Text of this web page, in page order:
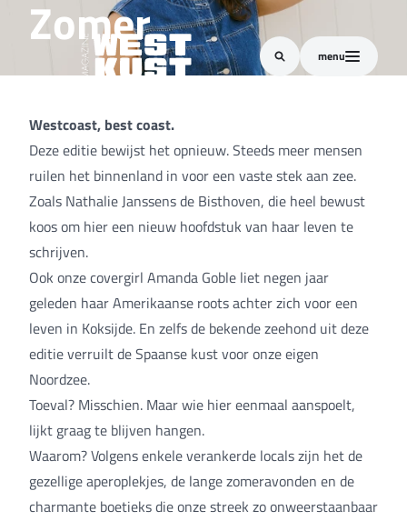
menu
Zomer
Westcoast, best coast.
Deze editie bewijst het opnieuw. Steeds meer mensen
ruilen het binnenland in voor een vaste stek aan zee.
Zoals Nathalie Janssens de Bisthoven, die heel bewust
koos om hier een nieuw hoofdstuk van haar leven te
schrijven.
Ook onze covergirl Amanda Goble liet negen jaar
geleden haar Amerikaanse roots achter zich voor een
leven in Koksijde. En zelfs de bekende zeehond uit deze
editie verruilt de Spaanse kust voor onze eigen
Noordzee.
Toeval? Misschien. Maar wie hier eenmaal aanspoelt,
lijkt graag te blijven hangen.
Waarom? Volgens enkele verankerde locals zijn het de
gezellige aperoplekjes, de lange zomeravonden en de
charmante boetieks die onze streek zo onweerstaanbaar